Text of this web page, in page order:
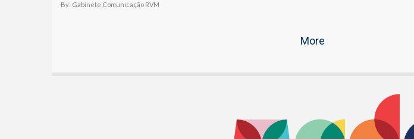
By: Gabinete Comunicação RVM
More